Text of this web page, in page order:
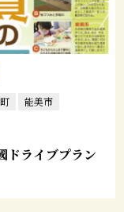
能美市
ドライブプラン